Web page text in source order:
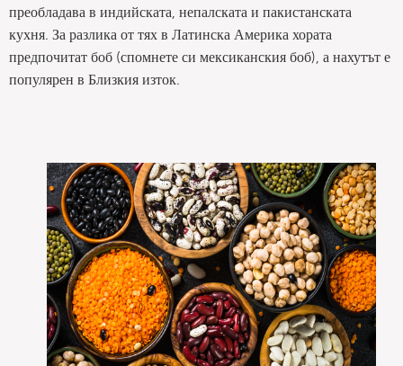
преобладава в индийската, непалската и пакистанската
кухня. За разлика от тях в Латинска Америка хората
предпочитат боб (спомнете си мексиканския боб), а нахутът е
популярен в Близкия изток.